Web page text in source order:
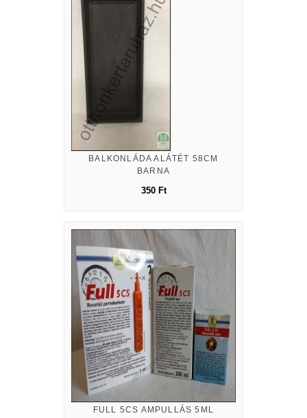
BALKONLÁDA ALÁTÉT 58CM
BARNA
350 Ft
FULL 5CS AMPULLÁS 5ML